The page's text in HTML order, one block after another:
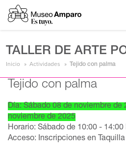
TALLER DE ARTE
Inicio Actividades Tejido con palma
Tejido con palma
Día: Sábado 08 de noviembre de
noviembre de 2025
Horario: Sábado de 10:00 - 14:00
Acceso: Inscripciones en Taquilla